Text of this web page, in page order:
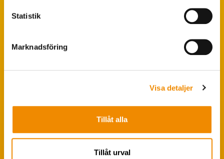
Statistik
Marknadsföring
Visa detaljer
Tillåt alla
Tillåt urval
Populära sökningar
Avbytarservice